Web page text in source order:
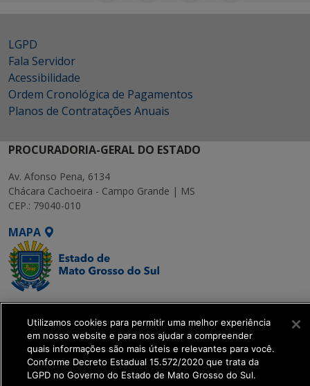
LGPD
Fala Servidor
Acessibilidade
Ordem Cronológica de Pagamentos
Planos de Contratações Anuais
PROCURADORIA-GERAL DO ESTADO
Av. Afonso Pena, 6134
Chácara Cachoeira - Campo Grande | MS
CEP.: 79040-010
MAPA
SETDIG | Secretaria-
Executiva de
Transformação Digital
get_footer();
Utilizamos cookies para permitir uma melhor experiência
em nosso website e para nos ajudar a compreender
quais informações são mais úteis e relevantes para você.
Conforme Decreto Estadual 15.572/2020 que trata da
LGPD no Governo do Estado de Mato Grosso do Sul.